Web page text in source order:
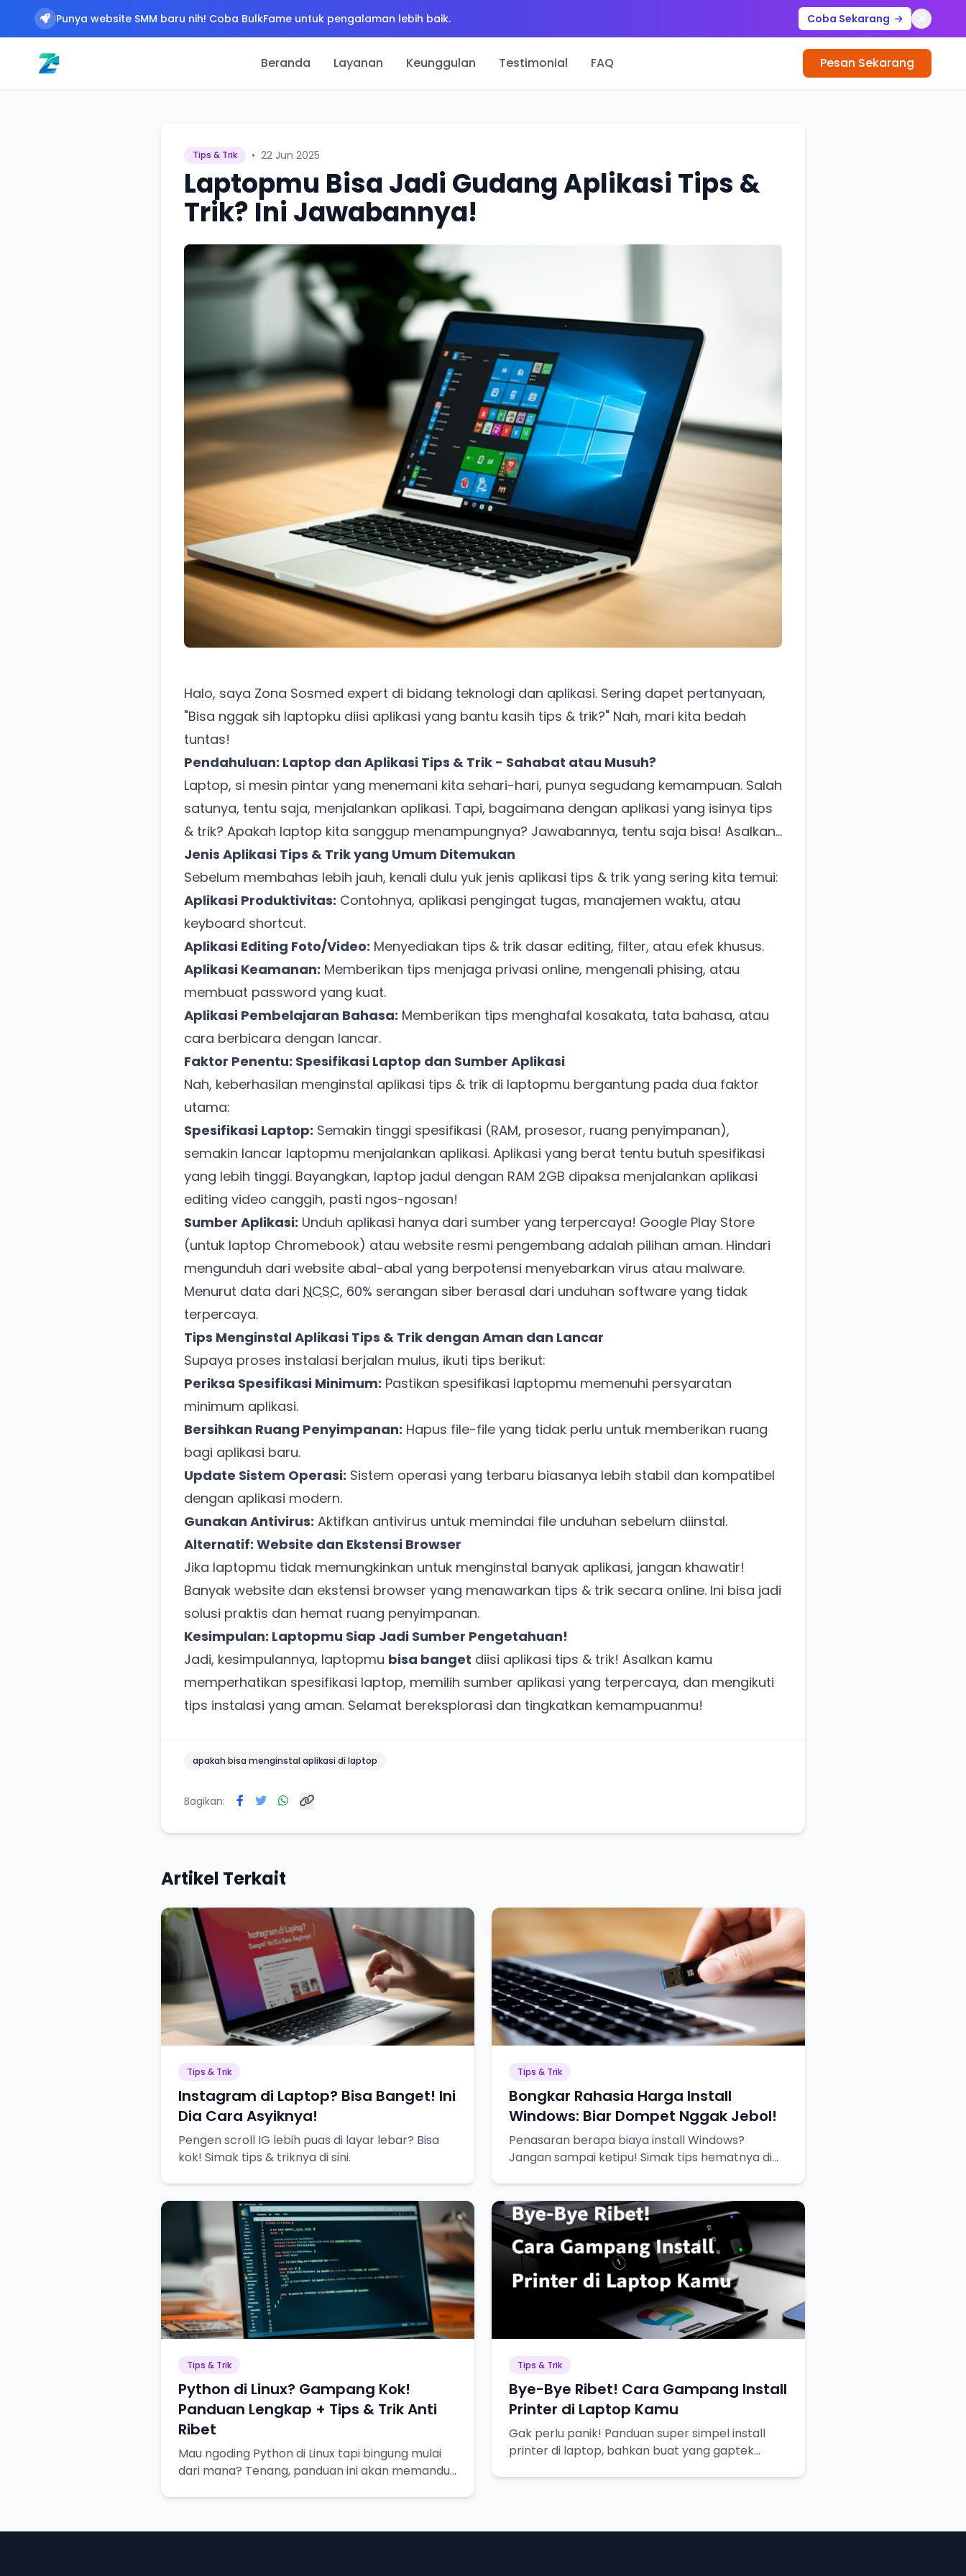
Punya website SMM baru nih! Coba BulkFame untuk pengalaman lebih baik. Coba Sekarang
Beranda Layanan Keunggulan Testimonial FAQ Pesan Sekarang
Tips & Trik • 22 Jun 2025
Laptopmu Bisa Jadi Gudang Aplikasi Tips &
Trik? Ini Jawabannya!
Halo, saya Zona Sosmed expert di bidang teknologi dan aplikasi. Sering dapet pertanyaan,
"Bisa nggak sih laptopku diisi aplikasi yang bantu kasih tips & trik?" Nah, mari kita bedah
tuntas!
Pendahuluan: Laptop dan Aplikasi Tips & Trik - Sahabat atau Musuh?
Laptop, si mesin pintar yang menemani kita sehari-hari, punya segudang kemampuan. Salah
satunya, tentu saja, menjalankan aplikasi. Tapi, bagaimana dengan aplikasi yang isinya tips
& trik? Apakah laptop kita sanggup menampungnya? Jawabannya, tentu saja bisa! Asalkan...
Jenis Aplikasi Tips & Trik yang Umum Ditemukan
Sebelum membahas lebih jauh, kenali dulu yuk jenis aplikasi tips & trik yang sering kita temui:
Aplikasi Produktivitas: Contohnya, aplikasi pengingat tugas, manajemen waktu, atau
keyboard shortcut.
Aplikasi Editing Foto/Video: Menyediakan tips & trik dasar editing, filter, atau efek khusus.
Aplikasi Keamanan: Memberikan tips menjaga privasi online, mengenali phising, atau
membuat password yang kuat.
Aplikasi Pembelajaran Bahasa: Memberikan tips menghafal kosakata, tata bahasa, atau
cara berbicara dengan lancar.
Faktor Penentu: Spesifikasi Laptop dan Sumber Aplikasi
Nah, keberhasilan menginstal aplikasi tips & trik di laptopmu bergantung pada dua faktor
utama:
Spesifikasi Laptop: Semakin tinggi spesifikasi (RAM, prosesor, ruang penyimpanan),
semakin lancar laptopmu menjalankan aplikasi. Aplikasi yang berat tentu butuh spesifikasi
yang lebih tinggi. Bayangkan, laptop jadul dengan RAM 2GB dipaksa menjalankan aplikasi
editing video canggih, pasti ngos-ngosan!
Sumber Aplikasi: Unduh aplikasi hanya dari sumber yang terpercaya! Google Play Store
(untuk laptop Chromebook) atau website resmi pengembang adalah pilihan aman. Hindari
mengunduh dari website abal-abal yang berpotensi menyebarkan virus atau malware.
Menurut data dari NCSC, 60% serangan siber berasal dari unduhan software yang tidak
terpercaya.
Tips Menginstal Aplikasi Tips & Trik dengan Aman dan Lancar
Supaya proses instalasi berjalan mulus, ikuti tips berikut:
Periksa Spesifikasi Minimum: Pastikan spesifikasi laptopmu memenuhi persyaratan
minimum aplikasi.
Bersihkan Ruang Penyimpanan: Hapus file-file yang tidak perlu untuk memberikan ruang
bagi aplikasi baru.
Update Sistem Operasi: Sistem operasi yang terbaru biasanya lebih stabil dan kompatibel
dengan aplikasi modern.
Gunakan Antivirus: Aktifkan antivirus untuk memindai file unduhan sebelum diinstal.
Alternatif: Website dan Ekstensi Browser
Jika laptopmu tidak memungkinkan untuk menginstal banyak aplikasi, jangan khawatir!
Banyak website dan ekstensi browser yang menawarkan tips & trik secara online. Ini bisa jadi
solusi praktis dan hemat ruang penyimpanan.
Kesimpulan: Laptopmu Siap Jadi Sumber Pengetahuan!
Jadi, kesimpulannya, laptopmu bisa banget diisi aplikasi tips & trik! Asalkan kamu
memperhatikan spesifikasi laptop, memilih sumber aplikasi yang terpercaya, dan mengikuti
tips instalasi yang aman. Selamat bereksplorasi dan tingkatkan kemampuanmu!
apakah bisa menginstal aplikasi di laptop
Bagikan:
Artikel Terkait
Tips & Trik
Instagram di Laptop? Bisa Banget! Ini
Dia Cara Asyiknya!
Pengen scroll IG lebih puas di layar lebar? Bisa
kok! Simak tips & triknya di sini.
Tips & Trik
Bongkar Rahasia Harga Install
Windows: Biar Dompet Nggak Jebol!
Penasaran berapa biaya install Windows?
Jangan sampai ketipu! Simak tips hematnya di
Tips & Trik
Python di Linux? Gampang Kok!
Panduan Lengkap + Tips & Trik Anti
Ribet
Mau ngoding Python di Linux tapi bingung mulai
dari mana? Tenang, panduan ini akan memandu
Tips & Trik
Bye-Bye Ribet! Cara Gampang Install
Printer di Laptop Kamu
Gak perlu panik! Panduan super simpel install
printer di laptop, bahkan buat yang gaptek
Ada Website Baru!
Khusus untuk kamu yang mau coba
Punya website SMM baru nih! Coba BulkFame
untuk pengalaman lebih baik.
Zona Sosmed kapan saja.
Coba BulkFame
Lain kali saja